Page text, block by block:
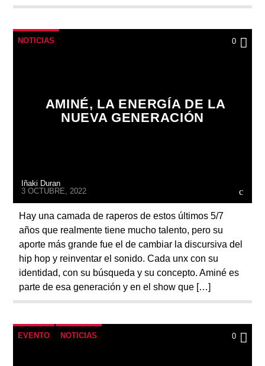
NOTICIAS 0
AMINÉ, LA ENERGÍA DE LA
NUEVA GENERACIÓN
Iñaki Duran
3 OCTUBRE, 2022
Hay una camada de raperos de estos últimos 5/7
años que realmente tiene mucho talento, pero su
aporte más grande fue el de cambiar la discursiva del
hip hop y reinventar el sonido. Cada unx con su
identidad, con su búsqueda y su concepto. Aminé es
parte de esa generación y en el show que […]
EVENTO NOTICIAS 0